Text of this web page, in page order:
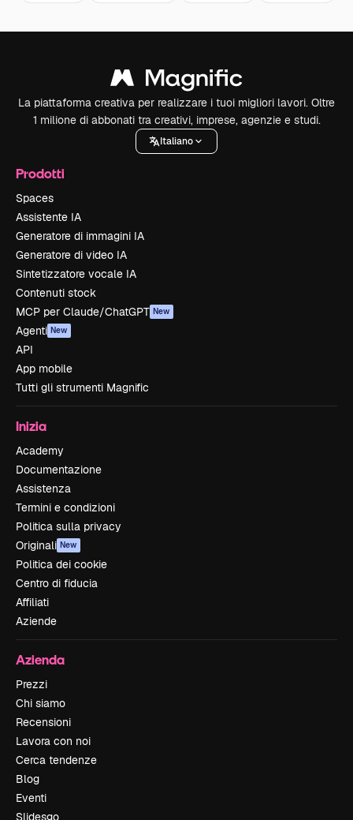
La piattaforma creativa per realizzare i tuoi migliori lavori. Oltre
1 milione di abbonati tra creativi, imprese, agenzie e studi.
Italiano
Prodotti
Spaces
Assistente IA
Generatore di immagini IA
Generatore di video IA
Sintetizzatore vocale IA
Contenuti stock
MCP per Claude/ChatGPT New
Agenti New
API
App mobile
Tutti gli strumenti Magnific
Inizia
Academy
Documentazione
Assistenza
Termini e condizioni
Politica sulla privacy
Originali New
Politica dei cookie
Centro di fiducia
Affiliati
Aziende
Azienda
Prezzi
Chi siamo
Recensioni
Lavora con noi
Cerca tendenze
Blog
Eventi
Slidesgo